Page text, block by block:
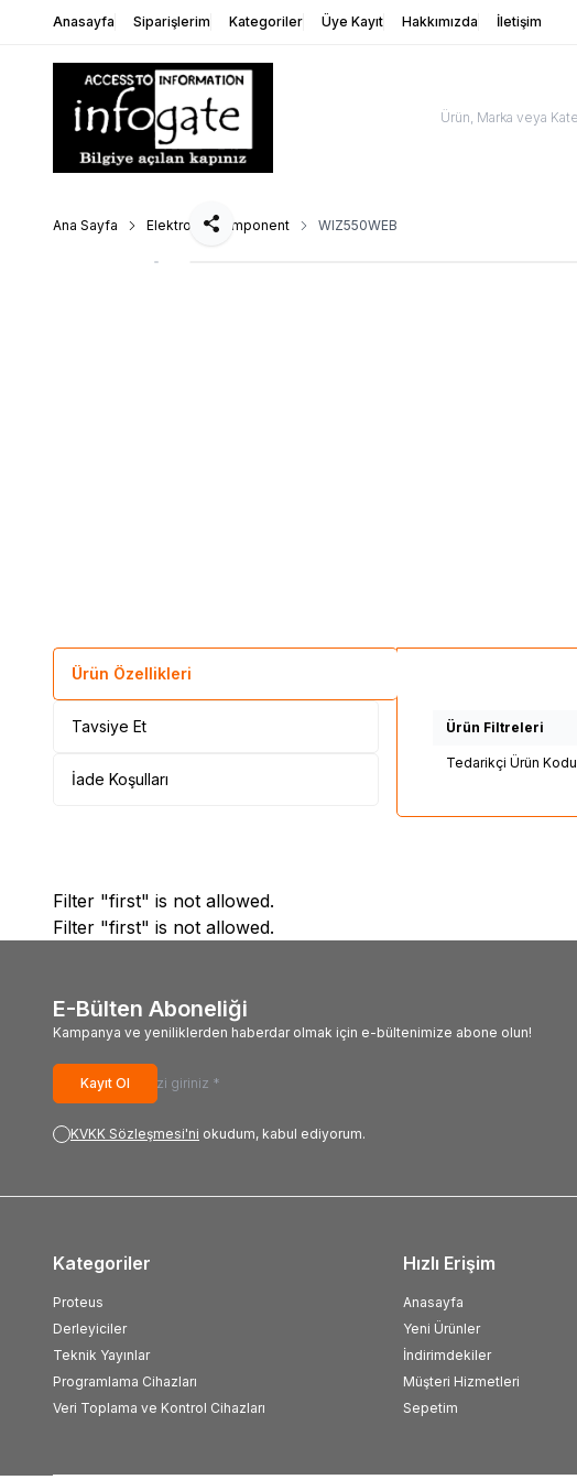
Anasayfa Siparişlerim Kategoriler Üye Kayıt Hakkımızda İletişim
Ana Sayfa Elektronik Komponent WIZ550WEB
Paylaş
Ürün Özellikleri
Tavsiye Et
İade Koşulları
Ürün Filtreleri
Tedarikçi Ürün Kodu
Filter "first" is not allowed.
Filter "first" is not allowed.
E-Bülten Aboneliği
Kampanya ve yeniliklerden haberdar olmak için e-bültenimize abone olun!
Kayıt Ol
KVKK Sözleşmesi'ni okudum, kabul ediyorum.
Kategoriler
Proteus
Derleyiciler
Teknik Yayınlar
Programlama Cihazları
Veri Toplama ve Kontrol Cihazları
Hızlı Erişim
Anasayfa
Yeni Ürünler
İndirimdekiler
Müşteri Hizmetleri
Sepetim